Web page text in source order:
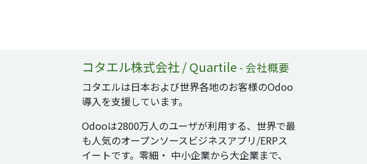
コタエル株式会社 / Quartile - 会社概要
コタエルは日本および世界各地のお客様のOdoo
導入を支援しています。
Odooは2800万人のユーザが利用する、世界で最
も人気のオープンソースビジネスアプリ/ERPス
イートです。零細・ 中小企業から大企業まで、